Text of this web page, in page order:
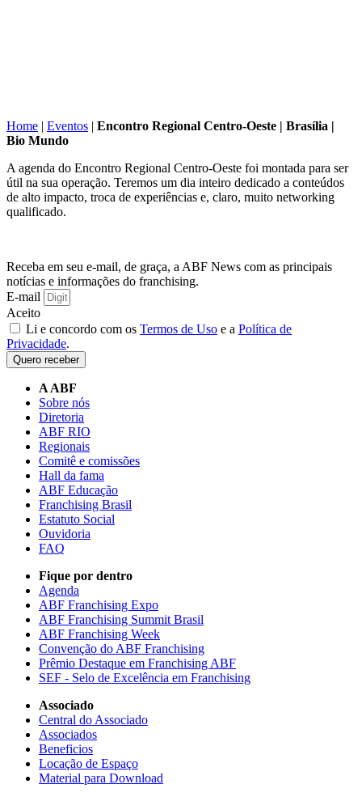
Home | Eventos | Encontro Regional Centro-Oeste | Brasília |
Bio Mundo
A agenda do Encontro Regional Centro-Oeste foi montada para ser
útil na sua operação. Teremos um dia inteiro dedicado a conteúdos
de alto impacto, troca de experiências e, claro, muito networking
qualificado.
Receba em seu e-mail, de graça, a ABF News com as principais
notícias e informações do franchising.
E-mail
Aceito
Li e concordo com os Termos de Uso e a Política de
Privacidade.
Quero receber
A ABF
Sobre nós
Diretoria
ABF RIO
Regionais
Comitê e comissões
Hall da fama
ABF Educação
Franchising Brasil
Estatuto Social
Ouvidoria
FAQ
Fique por dentro
Agenda
ABF Franchising Expo
ABF Franchising Summit Brasil
ABF Franchising Week
Convenção do ABF Franchising
Prêmio Destaque em Franchising ABF
SEF - Selo de Excelência em Franchising
Associado
Central do Associado
Associados
Beneficios
Locação de Espaço
Material para Download